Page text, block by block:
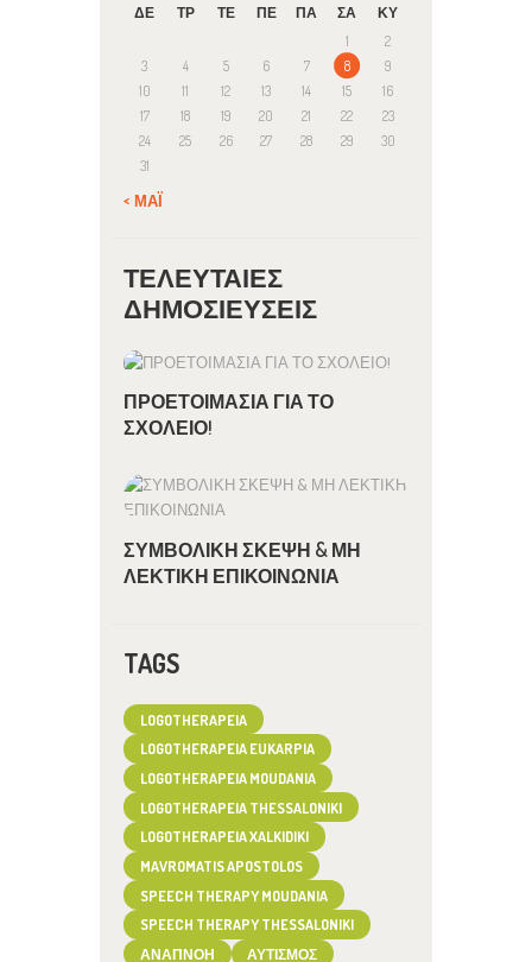
ΔΕ ΤΡ ΤΕ ΠΕ ΠΑ ΣΑ
ΚΥ
1
2
3
4 5 6 7 8
9
10
11 12 13 14 15
16
17
18 19 20 21 22
23
24
25 26 27 28 29
30
31
« ΜΆΙ
ΤΕΛΕΥΤΑΊΕΣ
ΔΗΜΟΣΙΕΎΣΕΙΣ
ΠΡΟΕΤΟΙΜΑΣΙΑ ΓΙΑ ΤΟ
ΣΧΟΛΕΙΟ!
ΣΥΜΒΟΛΙΚΗ ΣΚΕΨΗ & ΜΗ
ΛΕΚΤΙΚΗ ΕΠΙΚΟΙΝΩΝΙΑ
TAGS
LOGOTHERAPEIA
LOGOTHERAPEIA EUKARPIA
LOGOTHERAPEIA MOUDANIA
LOGOTHERAPEIA THESSALONIKI
LOGOTHERAPEIA XALKIDIKI
MAVROMATIS APOSTOLOS
SPEECH THERAPY MOUDANIA
SPEECH THERAPY THESSALONIKI
ΑΝΑΠΝΟΉ
ΑΥΤΙΣΜΌΣ